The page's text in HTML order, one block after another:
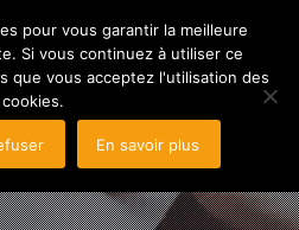
pour vous garantir la meilleure
Si vous continuez à utiliser ce
que vous acceptez l'utilisation des
cookies.
En savoir plus